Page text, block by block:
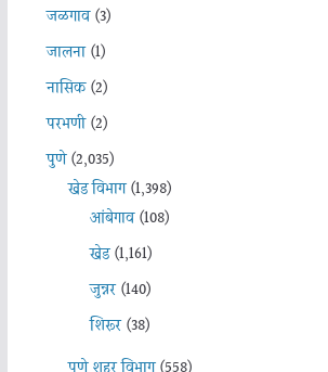
जळगाव(3)
जालना(1)
नासिक(2)
परभणी(2)
पुणे(2,035)
खेड विभाग(1,398)
आंबेगाव(108)
खेड(1,161)
जुन्नर(140)
शिरूर(38)